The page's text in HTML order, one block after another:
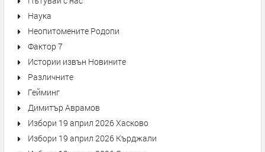
Наука
Неопитомените Родопи
Фактор 7
Истории извън Новините
Различните
Гейминг
Димитър Аврамов
Избори 19 април 2026 Хасково
Избори 19 април 2026 Кърджали